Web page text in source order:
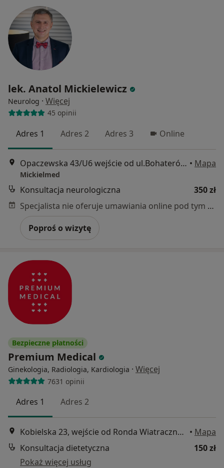
lek. Anatol Mickielewicz
Neurolog · Więcej
45 opinii
Adres 1 Adres 2 Adres 3 Online
Opaczewska 43/U6 wejście od ul.Bohaterów Września, Warszawa • Mapa
Mickielmed
Konsultacja neurologiczna
350 zł
Specjalista nie oferuje umawiania online pod tym adresem.
Poproś o wizytę
Bezpieczne płatności
Premium Medical
Ginekologia, Radiologia, Kardiologia · Więcej
7631 opinii
Adres 1 Adres 2
Kobielska 23, wejście od Ronda Wiatraczna, Galeria Grochów, Warszawa • Mapa
Konsultacja dietetyczna
150 zł
Pokaż więcej usług